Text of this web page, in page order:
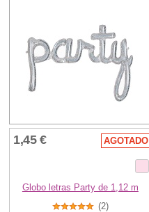
1,45 € AGOTADO
Globo letras Party de 1,12 m
(2)